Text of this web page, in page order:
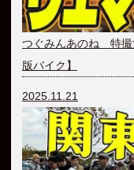
つぐみんあのね 特
版バイク】
2025.11.21